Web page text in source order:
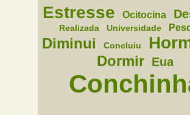
Estresse Ocitocina
Realizada Universidade
Diminui Concluiu
Dormir Eua